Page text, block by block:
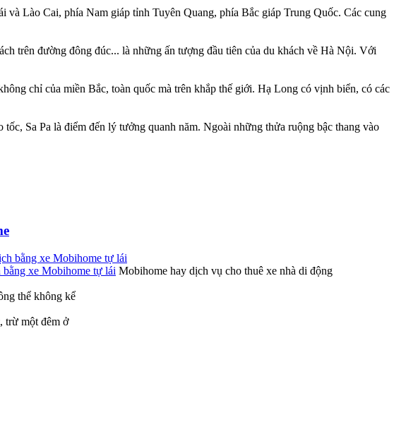
Lào Cai, phía Nam giáp tỉnh Tuyên Quang, phía Bắc giáp Trung Quốc. Các cung
trên đường đông đúc... là những ấn tượng đầu tiên của du khách về Hà Nội. Với
chỉ của miền Bắc, toàn quốc mà trên khắp thế giới. Hạ Long có vịnh biển, có các
Sa Pa là điểm đến lý tưởng quanh năm. Ngoài những thửa ruộng bậc thang vào
xe Mobihome tự lái Mobihome hay dịch vụ cho thuê xe nhà di động
thể không kể
trừ một đêm ở